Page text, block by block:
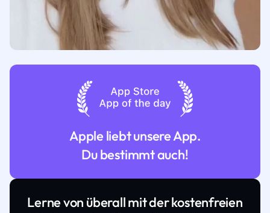
Apple liebt unsere App.
Du bestimmt auch!
Lerne von überall mit der kostenfreien